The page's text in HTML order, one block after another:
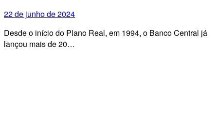
22 de junho de 2024
Desde o início do Plano Real, em 1994, o Banco Central já
lançou mais de 20…